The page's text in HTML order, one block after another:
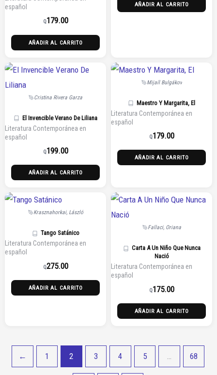
español
Q179.00
AÑADIR AL CARRITO
AÑADIR AL CARRITO
Cristina Rivera Garza
El Invencible Verano De Liliana
Literatura Contemporánea en
español
Q199.00
AÑADIR AL CARRITO
Mijaíl Bulgákov
Maestro Y Margarita, El
Literatura Contemporánea en
español
Q179.00
AÑADIR AL CARRITO
Krasznahorkai, László
Tango Satánico
Literatura Contemporánea en
español
Q275.00
AÑADIR AL CARRITO
Fallaci, Oriana
Carta A Un Niño Que Nunca
Nació
Literatura Contemporánea en
español
Q175.00
AÑADIR AL CARRITO
← 1 2 3 4 5 68